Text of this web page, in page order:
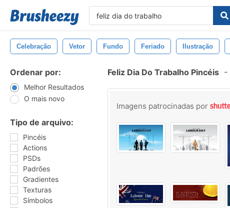
Celebração Vetor Fundo Feriado Ilustração
Ordenar por:
Melhor Resultados
O mais novo
Tipo de arquivo:
Pincéis
Actions
PSDs
Padrões
Gradientes
Texturas
Símbolos
Feliz Dia Do Trabalho Pincéis -
Imagens patrocinadas por